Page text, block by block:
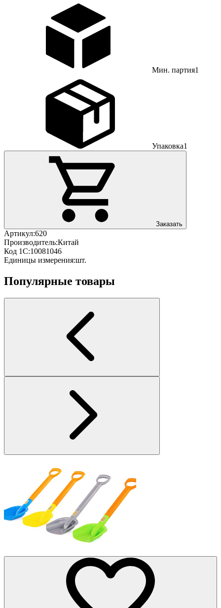
Мин. партия1
Упаковка1
Заказать
Артикул:620
Производитель:Китай
Код 1С:10081046
Единицы измерения:шт.
Популярные товары